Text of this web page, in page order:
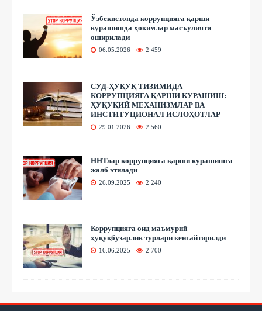
Ўзбекистонда коррупцияга қарши
курашишда ҳокимлар масъулияти
оширилади
06.05.2026 2 459
СУД-ҲУҚУҚ ТИЗИМИДА
КОРРУПЦИЯГА ҚАРШИ КУРАШИШ:
ҲУҚУҚИЙ МЕХАНИЗМЛАР ВА
ИНСТИТУЦИОНАЛ ИСЛОҲОТЛАР
29.01.2026 2 560
ННТлар коррупцияга қарши курашишга
жалб этилади
26.09.2025 2 240
Коррупцияга оид маъмурий
ҳуқуқбузарлик турлари кенгайтирилди
16.06.2025 2 700